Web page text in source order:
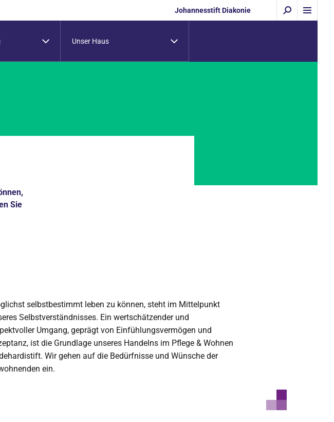
Johannesstift Diakonie
Unser Haus
Sie
selbstbestimmt leben zu können, steht im Mittelpunkt
Selbstverständnisses. Ein wertschätzender und
Umgang, geprägt von Einfühlungsvermögen und
ist die Grundlage unseres Handelns im Pflege & Wohnen
Wir gehen auf die Bedürfnisse und Wünsche der
ein.